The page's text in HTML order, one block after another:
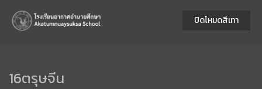
16ตรุษจีน
ปิดโหมดสีเทา